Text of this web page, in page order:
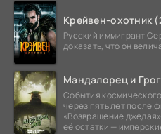
Крейвен-охотник
Русский иммигрант
доказать, что он
Мандалорец и
События
через пять лет после
«Возвращение
её остатки —